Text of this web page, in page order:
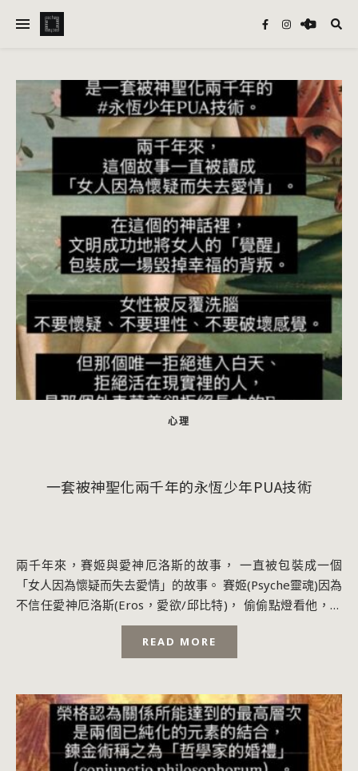
心理
一套被神聖化兩千年的永恆少年PUA技術
兩千年來，賽姬與愛神厄洛斯的故事， 一直被包裝成一個
「女人因為懷疑而失去愛情」的故事。 賽姬(Psyche靈魂)因為
不信任愛神厄洛斯(Eros，愛欲/邱比特)， 偷偷點燈看他，最
後失去愛情。 於是整個...
READ MORE